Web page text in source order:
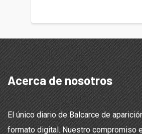
Acerca de nosotros
El único diario de Balcarce de
formato digital. Nuestro compromiso